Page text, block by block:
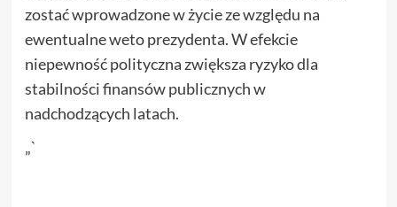
zostać wprowadzone w życie ze względu na
ewentualne weto prezydenta. W efekcie
niepewność polityczna zwiększa ryzyko dla
stabilności finansów publicznych w
nadchodzących latach.
„`